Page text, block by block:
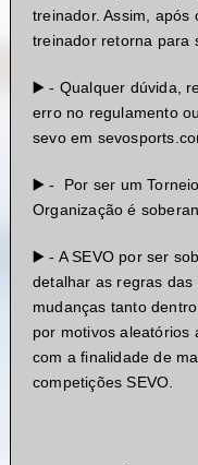
treinador. Assim, após
treinador retorna para
▶️ - Qualquer dúvida,
erro no regulamento
sevo em
▶️ - Por ser um
Organização é
▶️ - A SEVO por ser
detalhar as regras
mudanças tanto
por motivos aleatórios
com a finalidade de
competições SEVO.